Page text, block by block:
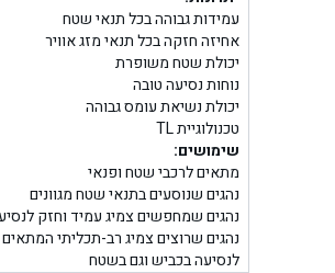
עמידות גבוהה בכל תנאי שטח
אחיזה חזקה בכל תנאי מזג אוויר
יכולת שטח משופרת
נוחות נסיעה טובה
יכולת נשיאת עומס גבוהה
טכנולוגיית TL
שימושים:
מתאים לרכבי שטח ופנאי
נהגים שנוסעים בתנאי שטח מגוונים
נהגים שמחפשים צמיג עמיד וחזק
נהגים שרוצים צמיג רב-תכליתי
לנסיעה בכביש וגם בשטח